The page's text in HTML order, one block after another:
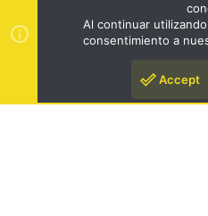
Community platform by XenForo ®
Al continuar
consentimiento a
Accept